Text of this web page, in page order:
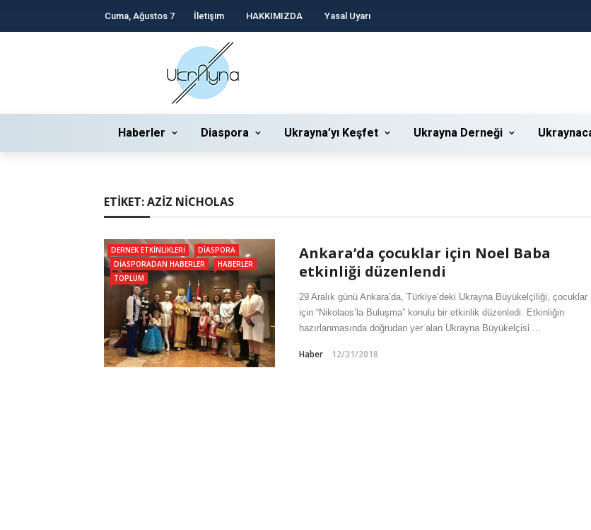
Cuma, Ağustos 7 İletişim HAKKIMIZDA Yasal Uyarı
Haberler Diaspora Ukrayna’yı Keşfet Ukrayna Derneği
ETIKET:AZIZ NICHOLAS
DERNEK ETKINLIKLERI
DIASPORA
DIASPORADAN HABERLER
HABERLER
TOPLUM
Ankara’da çocuklar için Noel Baba
etkinliği düzenlendi
29 Aralık günü Ankara’da, Türkiye’deki Ukrayna Büyükelçiliği, çocuklar
için “Nikolaos’la Buluşma” konulu bir etkinlik düzenledi. Etkinliğin
hazırlanmasında doğrudan yer alan Ukrayna Büyükelçisi ...
Haber 12/31/2018